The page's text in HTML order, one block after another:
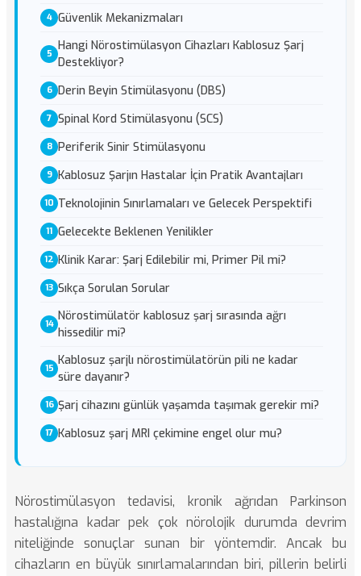
Güvenlik Mekanizmaları
Hangi Nörostimülasyon Cihazları Kablosuz Şarj
Destekliyor?
Derin Beyin Stimülasyonu (DBS)
Spinal Kord Stimülasyonu (SCS)
Periferik Sinir Stimülasyonu
Kablosuz Şarjın Hastalar İçin Pratik Avantajları
Teknolojinin Sınırlamaları ve Gelecek Perspektifi
Gelecekte Beklenen Yenilikler
Klinik Karar: Şarj Edilebilir mi, Primer Pil mi?
Sıkça Sorulan Sorular
Nörostimülatör kablosuz şarj sırasında ağrı
hissedilir mi?
Kablosuz şarjlı nörostimülatörün pili ne kadar
süre dayanır?
Şarj cihazını günlük yaşamda taşımak gerekir mi?
Kablosuz şarj MRI çekimine engel olur mu?
Nörostimülasyon tedavisi, kronik ağrıdan Parkinson
hastalığına kadar pek çok nörolojik durumda devrim
niteliğinde sonuçlar sunan bir yöntemdir. Ancak bu
cihazların en büyük sınırlamalarından biri, pillerin belirli